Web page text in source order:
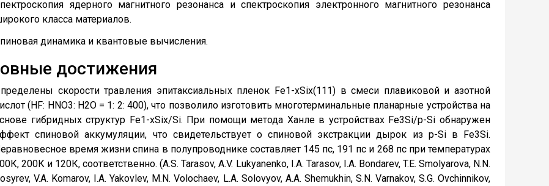
ядерного магнитного резонанса и спектроскопия электронного магнитного резонанса
класса материалов.
динамика и квантовые вычисления.
достижения
скорости травления эпитаксиальных пленок Fe1-xSix(111) в смеси плавиковой и азотной
(HF: HNO3: H2O = 1: 2: 400), что позволило изготовить многотерминальные планарные устройства на
гибридных структур Fe1-xSix/Si. При помощи метода Ханле в устройствах Fe3Si/p-Si обнаружен
спиновой аккумуляции, что свидетельствует о спиновой экстракции дырок из p-Si в Fe3Si.
время жизни спина в полупроводнике составляет 145 пс, 191 пс и 268 пс при температурах
200К и 120К, соответственно. (A.S. Tarasov, A.V. Lukyanenko, I.A. Tarasov, I.A. Bondarev, T.E. Smolyarova, N.N.
V.A. Komarov, I.A. Yakovlev, M.N. Volochaev, L.A. Solovyov, A.A. Shemukhin, S.N. Varnakov, S.G. Ovchinnikov,